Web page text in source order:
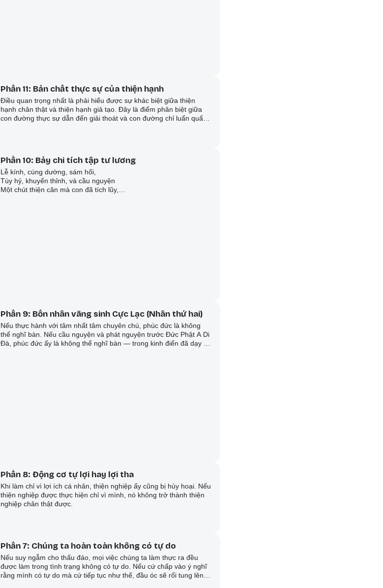
Phần 11: Bản chất thực sự của thiện hạnh
Điều quan trọng nhất là phải hiểu được sự khác biệt giữa thiện
hạnh chân thật và thiện hạnh giả tạo. Đây là điểm phân biệt giữa
con đường thực sự dẫn đến giải thoát và con đường chỉ luẩn quẩn
Phần 10: Bảy chi tích tập tư lương
Lễ kính, cúng dường, sám hối,
Tùy hỷ, khuyến thỉnh, và cầu nguyện
Một chút thiện căn mà con đã tích lũy,
Phần 9: Bốn nhân vãng sinh Cực Lạc (Nhân thứ hai)
Nếu thực hành với tâm nhất tâm chuyên chú, phúc đức là không
thể nghĩ bàn. Nếu cầu nguyện và phát nguyện trước Đức Phật A Di
Đà, phúc đức ấy là không thể nghĩ bàn — trong kinh điển đã dạy rất
Phần 8: Động cơ tự lợi hay lợi tha
Khi làm chỉ vì lợi ích cá nhân, thiện nghiệp ấy cũng bị hủy hoại. Nếu
thiện nghiệp được thực hiện chỉ vì mình, nó không trở thành thiện
nghiệp chân thật được.
Phần 7: Chúng ta hoàn toàn không có tự do
Nếu suy ngẫm cho thấu đáo, mọi việc chúng ta làm thực ra đều
được làm trong tình trạng không có tự do. Nếu cứ chấp vào ý nghĩ
rằng mình có tự do mà cứ tiếp tục như thế, đầu óc sẽ rối tung lên